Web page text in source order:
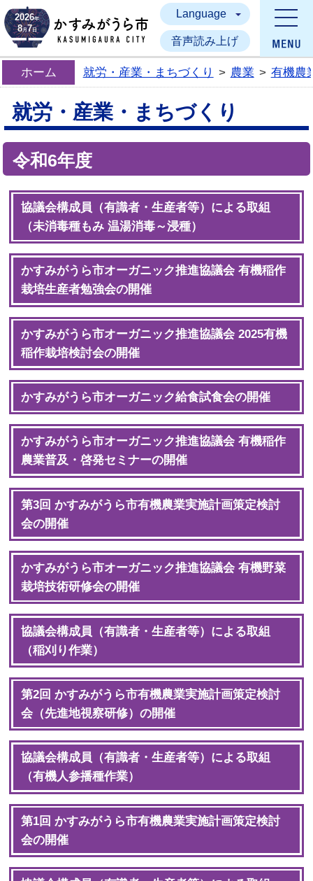
かすみがうら市
2026年
8月7日
Language
音声読み上げ
ホーム 就労・産業・まちづくり > 農業 > 有機農
就労・産業・まちづくり
令和6年度
協議会構成員（有識者・生産者等）による取組
（未消毒種もみ 温湯消毒～浸種）
かすみがうら市オーガニック推進協議会 有機稲作
栽培生産者勉強会の開催
かすみがうら市オーガニック推進協議会 2025有機
稲作栽培検討会の開催
かすみがうら市オーガニック給食試食会の開催
かすみがうら市オーガニック推進協議会 有機稲作
農業普及・啓発セミナーの開催
第3回 かすみがうら市有機農業実施計画策定検討
会の開催
かすみがうら市オーガニック推進協議会 有機野菜
栽培技術研修会の開催
協議会構成員（有識者・生産者等）による取組
（稲刈り作業）
第2回 かすみがうら市有機農業実施計画策定検討
会（先進地視察研修）の開催
協議会構成員（有識者・生産者等）による取組
（有機人参播種作業）
第1回 かすみがうら市有機農業実施計画策定検討
会の開催